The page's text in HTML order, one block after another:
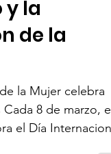
igualdad
y la
de la
la Mujer celebra